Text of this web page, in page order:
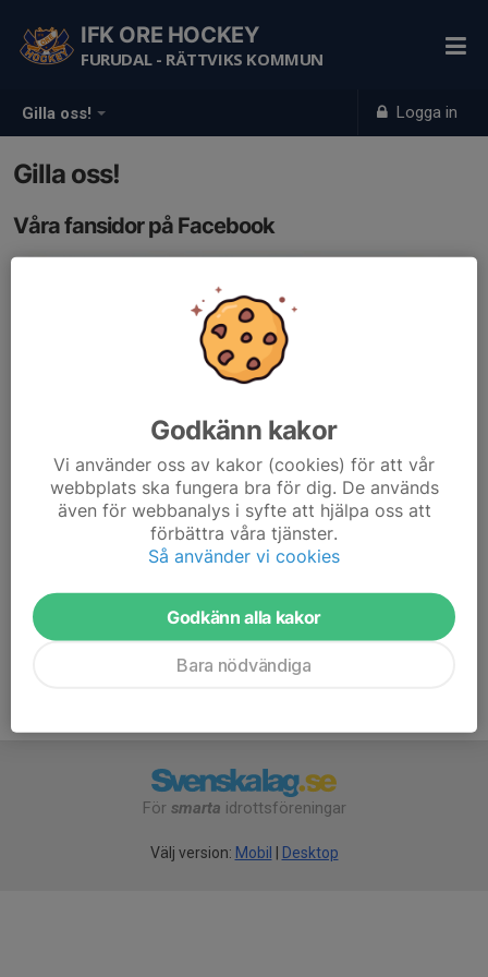
Gilla oss! Logga in
IFK ORE HOCKEY
FURUDAL - RÄTTVIKS KOMMUN
Gilla oss!
Våra fansidor på Facebook
IFK Ore
Furudals Hockeyskola
För smarta idrottsföreningar
Välj version: Mobil Desktop
Godkänn kakor
Vi använder oss av kakor (cookies) för att vår
webbplats ska fungera bra för dig. De används
även för webbanalys i syfte att hjälpa oss att
förbättra våra tjänster.
Så använder vi cookies
Godkänn alla kakor
Bara nödvändiga